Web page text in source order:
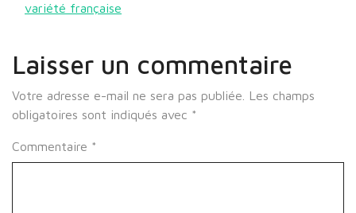
variété française
Laisser un commentaire
Votre adresse e-mail ne sera pas publiée.
Les champs
obligatoires sont indiqués avec *
Commentaire *